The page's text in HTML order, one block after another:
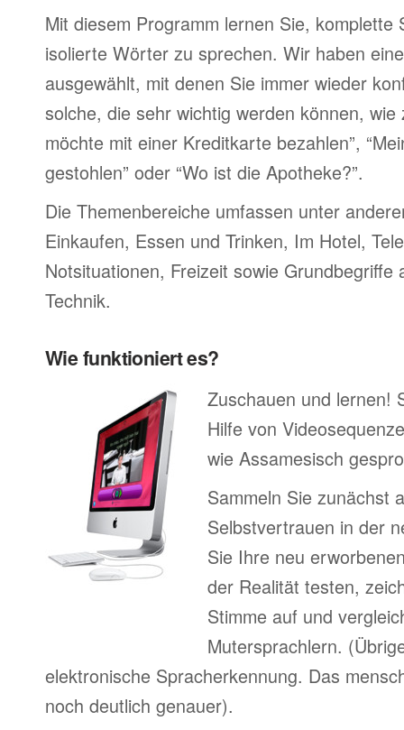
Mit diesem Programm lernen Sie, komplette
isolierte Wörter zu sprechen. Wir haben
ausgewählt, mit denen Sie immer wieder
solche, die sehr wichtig werden können, wie
möchte mit einer Kreditkarte bezahlen”,
gestohlen” oder “Wo ist die Apotheke?”.
Die Themenbereiche umfassen unter
Einkaufen, Essen und Trinken, Im Hotel,
Notsituationen, Freizeit sowie
Technik.
Wie funktioniert es?
Zuschauen und lernen!
Hilfe von
wie Assamesisch
Sammeln Sie zunächst
Selbstvertrauen in der
Sie Ihre neu
der Realität testen,
Stimme auf und
Mutersprachlern.
elektronische Spracherkennung. Das
noch deutlich genauer).